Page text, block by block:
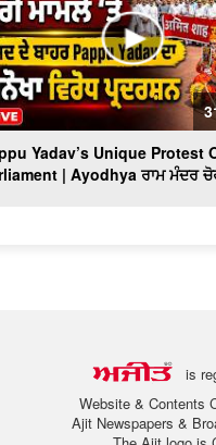
Yadav’s Unique Protest
| Ayodhya ਰਾਮ ਮੰਦਰ
is
Website & Contents
Ajit Newspapers &